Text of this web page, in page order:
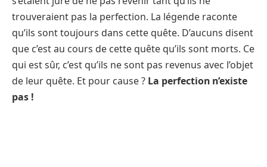
trouveraient pas la perfection. La légende raconte
qu’ils sont toujours dans cette quête. D’aucuns disent
que c’est au cours de cette quête qu’ils sont morts. Ce
qui est sûr, c’est qu’ils ne sont pas revenus avec l’objet
de leur quête. Et pour cause ? La perfection n’existe
pas !